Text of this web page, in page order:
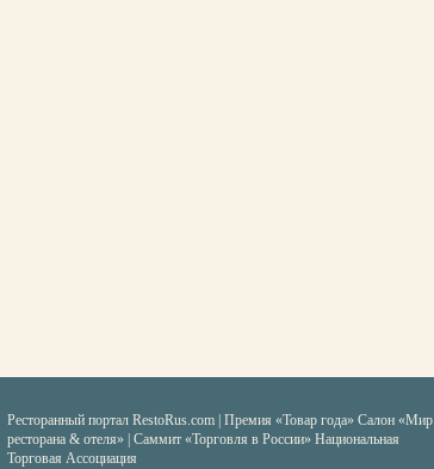
Ресторанный портал RestoRus.com Премия «Товар года» Салон «Мир
ресторана & отеля» | Саммит «Торговля в России» Национальная
Торговая Ассоциация